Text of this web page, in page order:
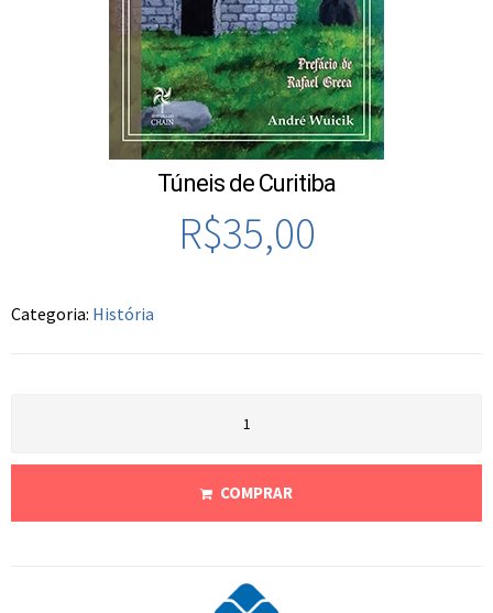
Túneis de Curitiba
R$35,00
Categoria: História
COMPRAR